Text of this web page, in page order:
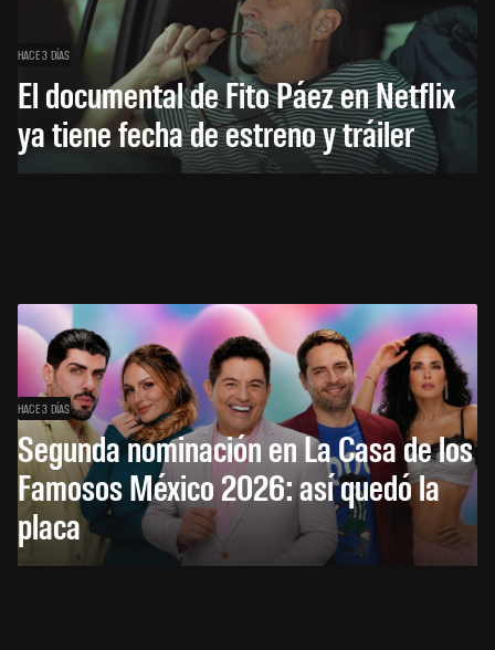
HACE 3 DÍAS
El documental de Fito Páez en Netflix
ya tiene fecha de estreno y tráiler
HACE 3 DÍAS
Segunda nominación en La Casa de los
Famosos México 2026: así quedó la
placa